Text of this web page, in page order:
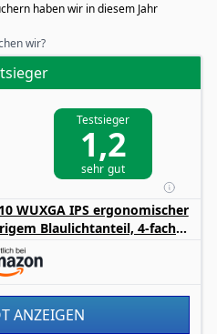
haben wir in diesem Jahr
wir?
Testsieger
1,2
sehr gut
WUXGA IPS ergonomischer
Blaulichtanteil, 4-fach
Anschluss mit VGA,
USB 3.2 Hub
ANZEIGEN